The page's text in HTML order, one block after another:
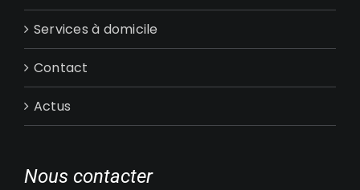
Services à domicile
Contact
Actus
Nous contacter